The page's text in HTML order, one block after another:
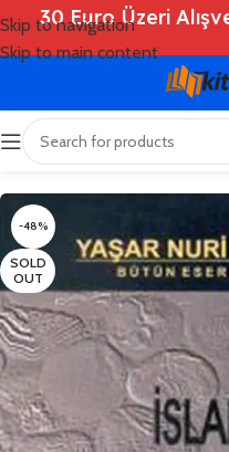
Skip to navigation
Skip to main content
30 Euro Üzeri
Ana Sayfa Shop
-48%
SOLD
OUT